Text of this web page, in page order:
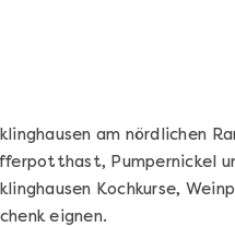
am nördlichen
Pumpernickel
Kochkurse,
eignen.